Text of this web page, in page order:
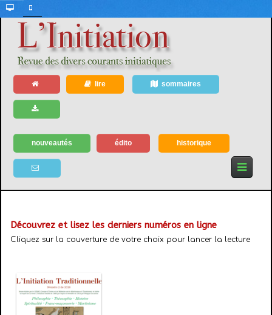
lire sommaires
nouveautés édito historique
Découvrez et lisez les derniers numéros en ligne
Cliquez sur la couverture de votre choix pour lancer la lecture